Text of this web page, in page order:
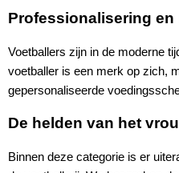
Professionalisering
Voetballers zijn in de moderne
voetballer is een merk op zich,
gepersonaliseerde
De helden van het
Binnen deze categorie is er